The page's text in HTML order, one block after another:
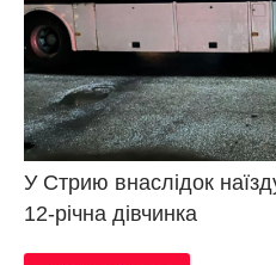
У Стрию внаслідок
12-річна дівчинка